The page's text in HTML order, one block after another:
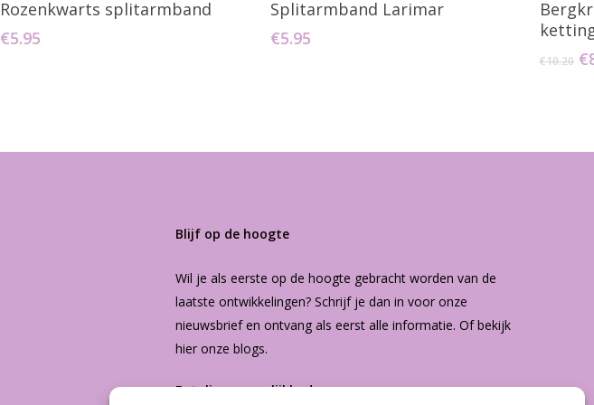
Rozenkwarts splitarmband
€5.95
Splitarmband Larimar
€5.95
€10.20 €
Blijf op de hoogte
Wil je als eerste op de hoogte gebracht worden van de
laatste ontwikkelingen? Schrijf je dan in voor onze
nieuwsbriefen ontvang als eerst alle informatie. Of bekijk
hier onzeblogs.
Betalingsmogelijkheden